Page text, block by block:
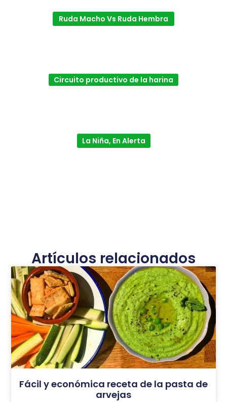
Ruda Macho Vs Ruda Hembra
Circuito productivo de la harina
La Niña, En Alerta
Artículos relacionados
Fácil y económica receta de la pasta de
arvejas